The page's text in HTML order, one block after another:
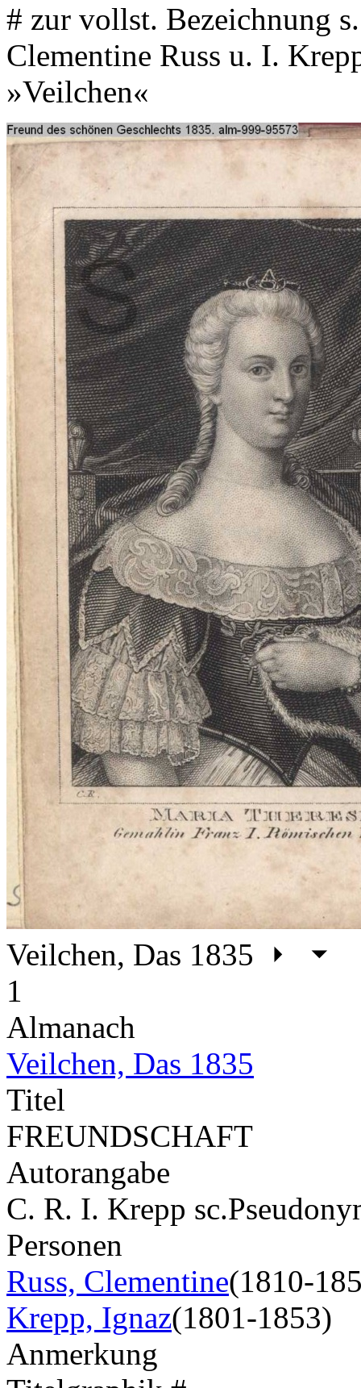
# zur vollst. Bezeichnung
Clementine Russ u. I.
»Veilchen«
Veilchen, Das 1835
1
Almanach
Veilchen, Das 1835
Titel
FREUNDSCHAFT
Autorangabe
C. R. I. Krepp sc.
Personen
Russ, Clementine(1810-
Krepp, Ignaz(1801-1853)
Anmerkung